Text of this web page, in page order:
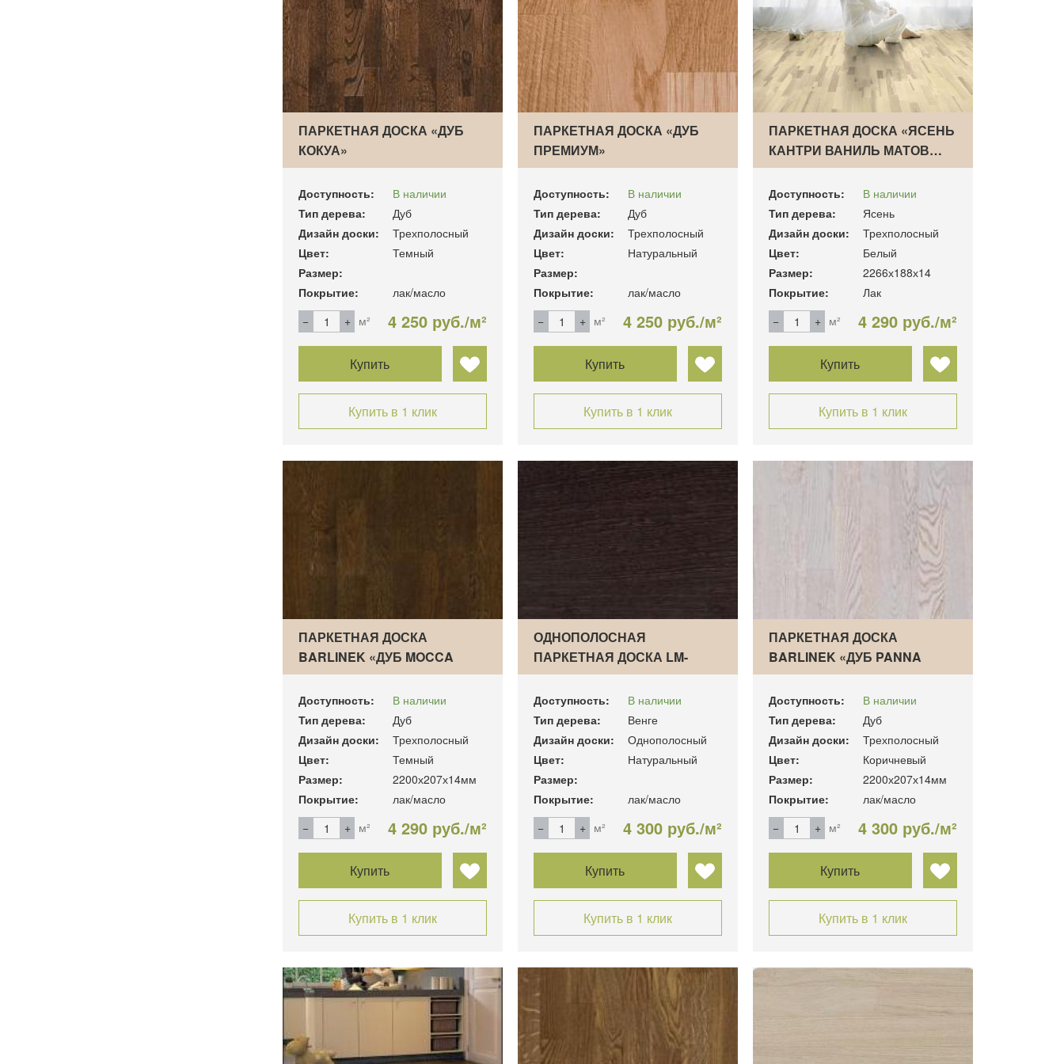
ПАРКЕТНАЯ ДОСКА «ДУБ
КОКУА»
Доступность:
В наличии
Тип дерева:
Дуб
Дизайн доски:
Трехполосный
Цвет:
Темный
Размер:
Покрытие:
лак/масло
м²
4 250 руб./м²
Купить
Купить в 1 клик
ПАРКЕТНАЯ ДОСКА «ДУБ
ПРЕМИУМ»
Доступность:
В наличии
Тип дерева:
Дуб
Дизайн доски:
Трехполосный
Цвет:
Натуральный
Размер:
Покрытие:
лак/масло
м²
4 250 руб./м²
Купить
Купить в 1 клик
ПАРКЕТНАЯ ДОСКА «ЯСЕНЬ
КАНТРИ ВАНИЛЬ МАТОВ…
Доступность:
В наличии
Тип дерева:
Ясень
Дизайн доски:
Трехполосный
Цвет:
Белый
Размер:
2266х188х14
Покрытие:
Лак
м²
4 290 руб./м²
Купить
Купить в 1 клик
ПАРКЕТНАЯ ДОСКА
BARLINEK «ДУБ MOCCA
MOLTI»
Доступность:
В наличии
Тип дерева:
Дуб
Дизайн доски:
Трехполосный
Цвет:
Темный
Размер:
2200х207х14мм
Покрытие:
лак/масло
м²
4 290 руб./м²
Купить
Купить в 1 клик
ОДНОПОЛОСНАЯ
ПАРКЕТНАЯ ДОСКА LM-
FLOORING E…
Доступность:
В наличии
Тип дерева:
Венге
Дизайн доски:
Однополосный
Цвет:
Натуральный
Размер:
Покрытие:
лак/масло
м²
4 300 руб./м²
Купить
Купить в 1 клик
ПАРКЕТНАЯ ДОСКА
BARLINEK «ДУБ PANNA
COTTA…
Доступность:
В наличии
Тип дерева:
Дуб
Дизайн доски:
Трехполосный
Цвет:
Коричневый
Размер:
2200х207х14мм
Покрытие:
лак/масло
м²
4 300 руб./м²
Купить
Купить в 1 клик